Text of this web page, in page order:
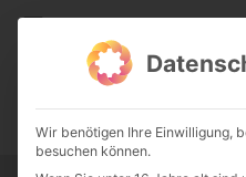
0:00
Wir benötigen Ihre Einwilligung,
besuchen können.